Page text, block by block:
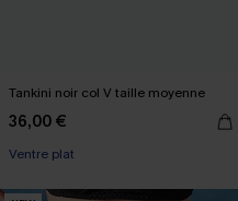
Tankini noir col V taille moyenne
36,00 €
Ventre plat